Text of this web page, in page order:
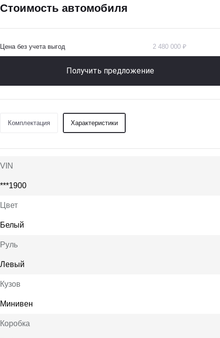
Стоимость автомобиля
Цена без учета выгод 2 480 000 ₽
Получить предложение
Комплектация Характеристики
VIN
***1900
Цвет
Белый
Руль
Левый
Кузов
Минивен
Коробка